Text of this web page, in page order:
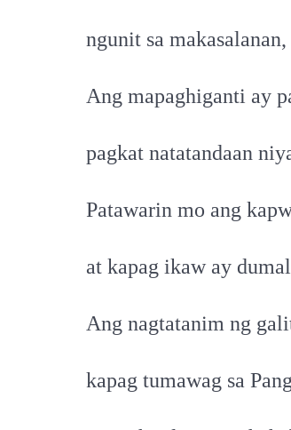
ngunit sa
Ang mapaghiganti ay
pagkat natatandaan
Patawarin mo ang
at kapag ikaw ay
Ang nagtatanim ng
kapag tumawag sa